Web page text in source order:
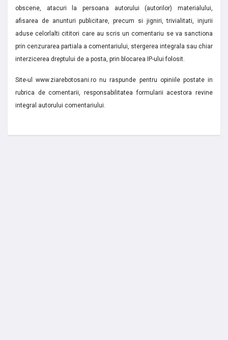
obscene, atacuri la persoana autorului (autorilor) materialului,
afisarea de anunturi publicitare, precum si jigniri, trivialitati, injurii
aduse celorlalti cititori care au scris un comentariu se va sanctiona
prin cenzurarea partiala a comentariului, stergerea integrala sau chiar
interzicerea dreptului de a posta, prin blocarea IP-ului folosit.
Site-ul www.ziarebotosani.ro nu raspunde pentru opiniile postate in
rubrica de comentarii, responsabilitatea formularii acestora revine
integral autorului comentariului.